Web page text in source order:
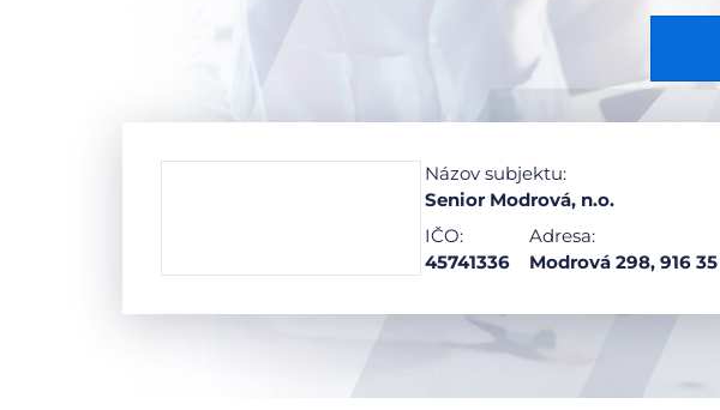
Názov subjektu:
Senior Modrová, n.o.
IČO:
45741336
Adresa:
Modrová 298, 916